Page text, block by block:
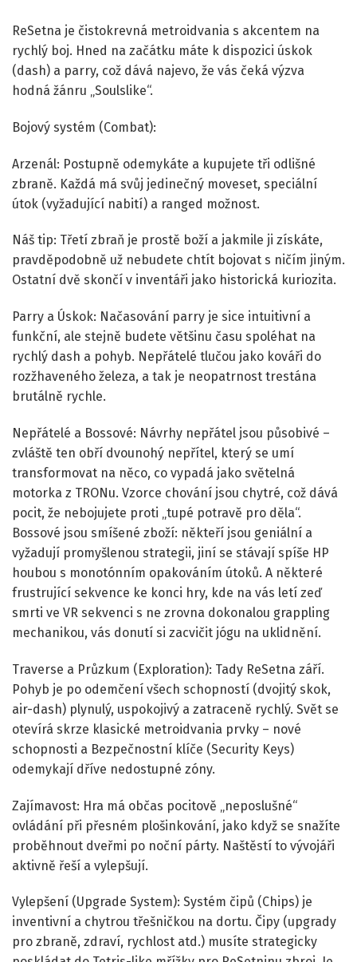
ReSetna je čistokrevná metroidvania s akcentem na
rychlý boj. Hned na začátku máte k dispozici úskok
(dash) a parry, což dává najevo, že vás čeká výzva
hodná žánru „Soulslike“.
Bojový systém (Combat):
Arzenál: Postupně odemykáte a kupujete tři odlišné
zbraně. Každá má svůj jedinečný moveset, speciální
útok (vyžadující nabití) a ranged možnost.
Náš tip: Třetí zbraň je prostě boží a jakmile ji získáte,
pravděpodobně už nebudete chtít bojovat s ničím jiným.
Ostatní dvě skončí v inventáři jako historická kuriozita.
Parry a Úskok: Načasování parry je sice intuitivní a
funkční, ale stejně budete většinu času spoléhat na
rychlý dash a pohyb. Nepřátelé tlučou jako kováři do
rozžhaveného železa, a tak je neopatrnost trestána
brutálně rychle.
Nepřátelé a Bossové: Návrhy nepřátel jsou působivé –
zvláště ten obří dvounohý nepřítel, který se umí
transformovat na něco, co vypadá jako světelná
motorka z TRONu. Vzorce chování jsou chytré, což dává
pocit, že nebojujete proti „tupé potravě pro děla“.
Bossové jsou smíšené zboží: někteří jsou geniální a
vyžadují promyšlenou strategii, jiní se stávají spíše HP
houbou s monotónním opakováním útoků. A některé
frustrující sekvence ke konci hry, kde na vás letí zeď
smrti ve VR sekvenci s ne zrovna dokonalou grappling
mechanikou, vás donutí si zacvičit jógu na uklidnění.
Traverse a Průzkum (Exploration): Tady ReSetna září.
Pohyb je po odemčení všech schopností (dvojitý skok,
air-dash) plynulý, uspokojivý a zatraceně rychlý. Svět se
otevírá skrze klasické metroidvania prvky – nové
schopnosti a Bezpečnostní klíče (Security Keys)
odemykají dříve nedostupné zóny.
Zajímavost: Hra má občas pocitově „neposlušné“
ovládání při přesném plošinkování, jako když se snažíte
proběhnout dveřmi po noční párty. Naštěstí to vývojáři
aktivně řeší a vylepšují.
Vylepšení (Upgrade System): Systém čipů (Chips) je
inventivní a chytrou třešničkou na dortu. Čipy (upgrady
pro zbraně, zdraví, rychlost atd.) musíte strategicky